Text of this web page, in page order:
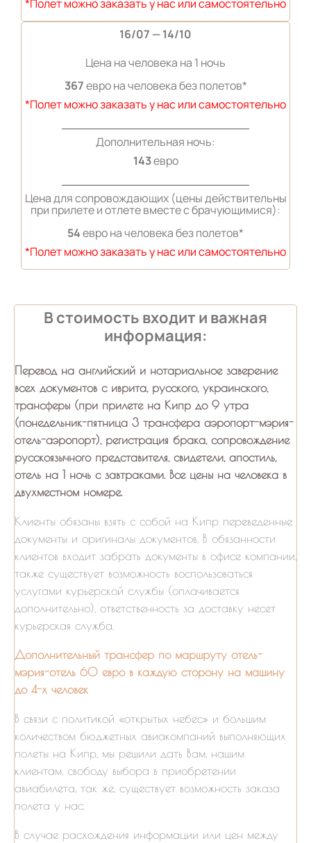
*Полет можно заказать у нас или самостоятельно
16/07 — 14/10
Цена на человека на 1 ночь
367евро на человека без полетов*
*Полет можно заказать у нас или самостоятельно
Дополнительная ночь:
143евро
Цена для сопровождающих (цены действительны
при прилете и отлете вместе с брачующимися):
54евро на человека без полетов*
*Полет можно заказать у нас или самостоятельно
В стоимость входит и важная
информация:
Перевод на английский и нотариальное заверение
всех документов с иврита, русского, украинского,
трансферы (при прилете на Кипр до 9 утра
(понедельник-пятница 3 трансфера аэропорт-мэрия-
отель-аэропорт), регистрация брака, сопровождение
русскоязычного представителя, свидетели, апостиль,
отель на 1 ночь с завтраками. Все цены на человека в
двухместном номере.
Клиенты обязаны взять с собой на Кипр переведенные
документы и оригиналы документов. В обязанности
клиентов входит забрать документы в офисе компании,
также существует возможность воспользоваться
услугами курьерской службы (оплачивается
дополнительно), ответственность за доставку несет
курьерская служба.
Дополнительный трансфер по маршруту отель-
мэрия-отель 60 евро в каждую сторону на машину
до 4-х человек
В связи с политикой «открытых небес» и большим
количеством бюджетных авиакомпаний выполняющих
полеты на Кипр, мы решили дать Вам, нашим
клиентам, свободу выбора в приобретении
авиабилета, так же, существует возможность заказа
полета у нас.
В случае расхождения информации или цен между